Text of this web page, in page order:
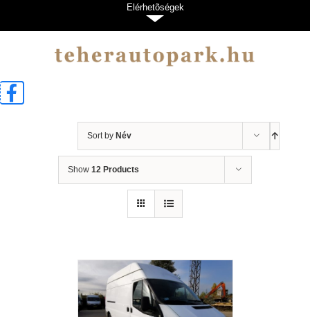
Sort by Név
Show 12 Products
Elérhetõségek